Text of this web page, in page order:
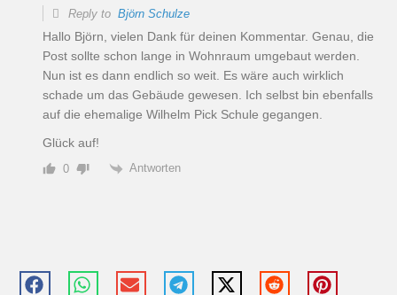
Reply toBjörn Schulze
Hallo Björn, vielen Dank für deinen Kommentar. Genau, die
Post sollte schon lange in Wohnraum umgebaut werden.
Nun ist es dann endlich so weit. Es wäre auch wirklich
schade um das Gebäude gewesen. Ich selbst bin ebenfalls
auf die ehemalige Wilhelm Pick Schule gegangen.
Glück auf!
0 Antworten